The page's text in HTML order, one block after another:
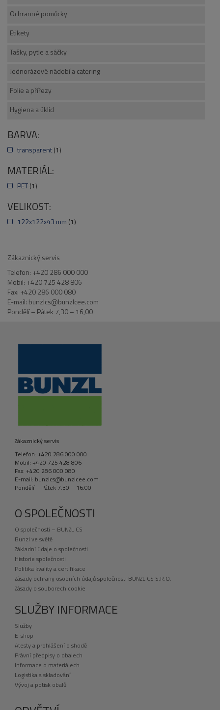
Ochranné pomůcky
Etikety
Tašky, pytle a sáčky
Jednorázové nádobí a catering
Folie a přířezy
Hygiena a úklid
BARVA:
transparent (1)
MATERIÁL:
PET (1)
VELIKOST:
122x122x43 mm (1)
Zákaznický servis
Telefon: +420 286 000 000
Mobil: +420 725 428 806
Fax: +420 286 000 080
E-mail: bunzlcs@bunzlcee.com
Pondělí – Pátek 7,30 – 16,00
Zákaznický servis
Telefon: +420 286 000 000
Mobil: +420 725 428 806
Fax: +420 286 000 080
E-mail: bunzlcs@bunzlcee.com
Pondělí – Pátek 7,30 – 16,00
O SPOLEČNOSTI
O společnosti – BUNZL CS
Bunzl ve světě
Základní údaje o společnosti
Historie společnosti
Politika kvality a certifikace
Zásady ochrany osobních údajů společnosti BUNZL CS S.R.O.
Zásady o souborech cookie
SLUŽBY INFORMACE
Služby
E-shop
Atesty a prohlášení o shodě
Právní předpisy o obalech
Informace o materiálech
Logistika a skladování
Vývoj a potisk obalů